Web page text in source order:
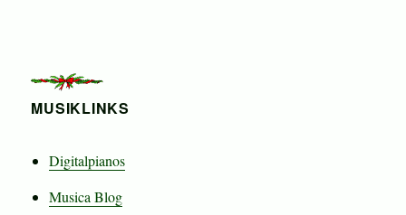
MUSIKLINKS
Digitalpianos
Musica Blog